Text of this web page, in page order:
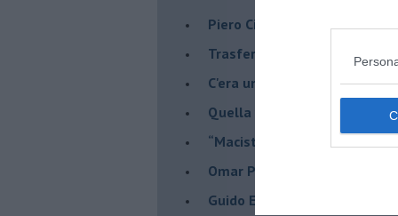
​Piero Ciampi, i De André e
​Trasferirsi in Portogallo:il
​C'era una volta un “Cane
Quella volta, con il Dalai
​“Maciste contro tutti”, 25 anni
​Omar Pedrini & C.
Guido Elmi: un romantico